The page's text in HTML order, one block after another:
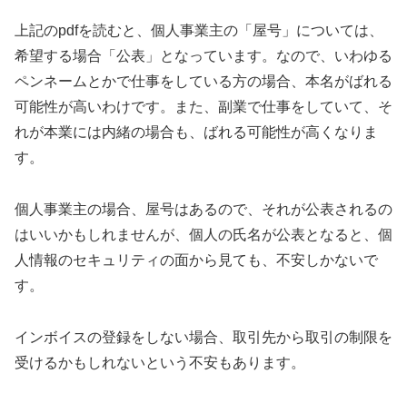
上記のpdfを読むと、個人事業主の「屋号」については、
希望する場合「公表」となっています。なので、いわゆる
ペンネームとかで仕事をしている方の場合、本名がばれる
可能性が高いわけです。また、副業で仕事をしていて、そ
れが本業には内緒の場合も、ばれる可能性が高くなりま
す。
個人事業主の場合、屋号はあるので、それが公表されるの
はいいかもしれませんが、個人の氏名が公表となると、個
人情報のセキュリティの面から見ても、不安しかないで
す。
インボイスの登録をしない場合、取引先から取引の制限を
受けるかもしれないという不安もあります。